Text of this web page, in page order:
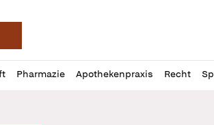
Pharmazie Apothekenpraxis Recht